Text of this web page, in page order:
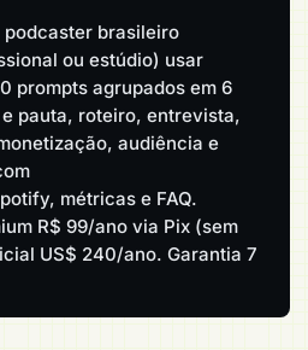
brasileiro
ou estúdio) usar
prompts agrupados em 6
pauta, roteiro, entrevista,
audiência e
métricas e FAQ.
R$ 99/ano via Pix (sem
US$ 240/ano. Garantia 7